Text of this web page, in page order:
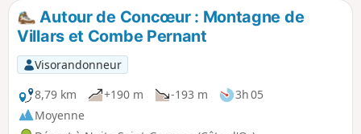
Autour de Concœur : Montagne de
Villars et Combe Pernant
Visorandonneur
8,79 km
+190 m -193 m
3h 05
Moyenne